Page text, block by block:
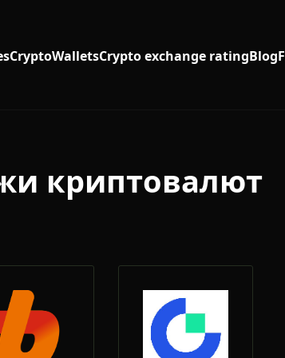
CryptoWalletsCrypto exchange ratingBlog
криптовалют